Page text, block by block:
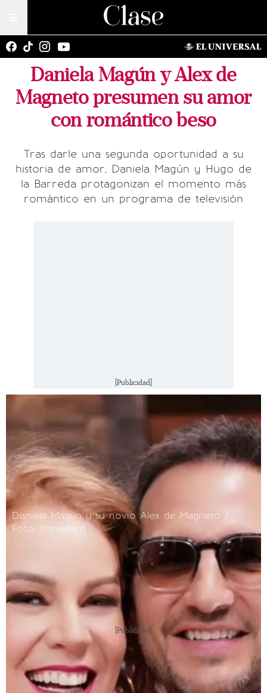
Daniela Magún y Alex de
Magneto presumen su amor
con romántico beso
Tras darle una segunda oportunidad a su
historia de amor, Daniela Magún y Hugo de
la Barreda protagonizan el momento más
romántico en un programa de televisión
[Publicidad]
Daniela Magún y su novio Alex de Magneto /
Foto: Instagram
[Publicidad]